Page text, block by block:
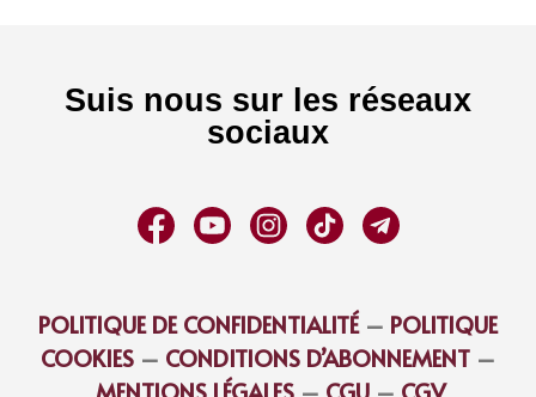
Suis nous sur les réseaux
sociaux
POLITIQUE DE CONFIDENTIALITÉ– POLITIQUE
COOKIES – CONDITIONS D’ABONNEMENT –